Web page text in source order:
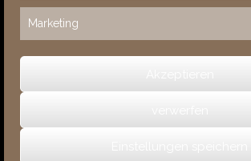
Marketing
This Week